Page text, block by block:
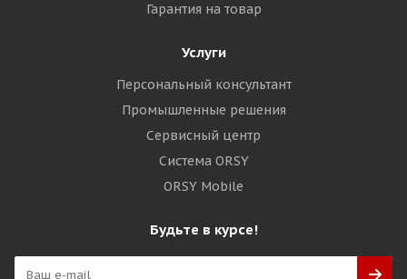
Гарантия на товар
Услуги
Персональный консультант
Промышленные решения
Сервисный центр
Система ORSY
ORSY Mobile
Будьте в курсе!